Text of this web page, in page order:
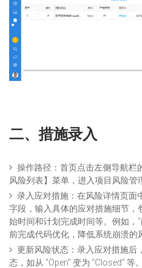
二、措施录入
操作路径：首页点击左侧导航
风险列表】菜单，进入项目风险管
录入应对措施：在风险详情页面
字段，输入具体的应对措施细节
始时间和计划完成时间等。例如，
前完成代码优化，降低系统崩溃的
更新风险状态：录入应对措施后
态，如从 “Open” 变为 “Closed” 等。